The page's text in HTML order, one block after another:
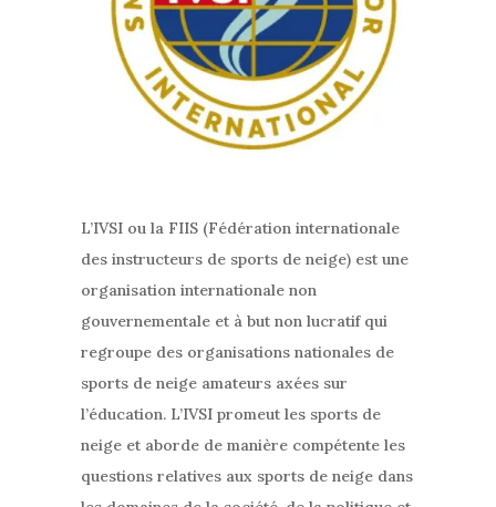
L’IVSI ou la FIIS (Fédération internationale
des instructeurs de sports de neige) est une
organisation internationale non
gouvernementale et à but non lucratif qui
regroupe des organisations nationales de
sports de neige amateurs axées sur
l’éducation. L’IVSI promeut les sports de
neige et aborde de manière compétente les
questions relatives aux sports de neige dans